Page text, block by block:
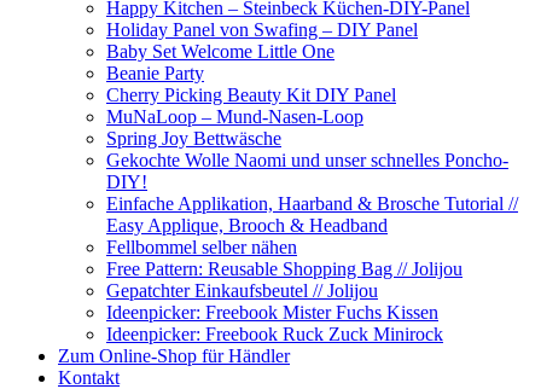
Happy Kitchen – Steinbeck Küchen-DIY-Panel
Holiday Panel von Swafing – DIY Panel
Baby Set Welcome Little One
Beanie Party
Cherry Picking Beauty Kit DIY Panel
MuNaLoop – Mund-Nasen-Loop
Spring Joy Bettwäsche
Gekochte Wolle Naomi und unser schnelles Poncho-
DIY!
Einfache Applikation, Haarband & Brosche Tutorial //
Easy Applique, Brooch & Headband
Fellbommel selber nähen
Free Pattern: Reusable Shopping Bag // Jolijou
Gepatchter Einkaufsbeutel // Jolijou
Ideenpicker: Freebook Mister Fuchs Kissen
Ideenpicker: Freebook Ruck Zuck Minirock
Zum Online-Shop für Händler
Kontakt